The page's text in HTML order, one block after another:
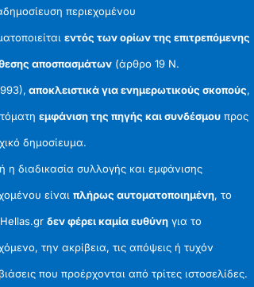
περιεχομένου
εντός των ορίων της επιτρεπόμενης
αποσπασμάτων (άρθρο 19 Ν.
αποκλειστικά για ενημερωτικούς σκοπούς,
εμφάνιση της πηγής και συνδέσμου προς
δημοσίευμα.
η διαδικασία συλλογής και εμφάνισης
είναιπλήρως αυτοματοποιημένη, το
δεν φέρει καμία ευθύνη για το
την ακρίβεια, τις απόψεις ή τυχόν
που προέρχονται από τρίτες ιστοσελίδες.